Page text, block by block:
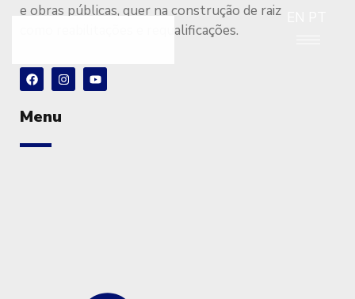
e obras públicas, quer na construção de raiz
como reabilitações e requalificações.
Menu